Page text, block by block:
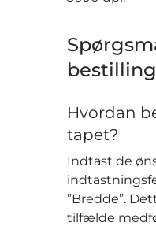
Hvordan
tapet?
Indtast de
”Bredde”.
tilfælde